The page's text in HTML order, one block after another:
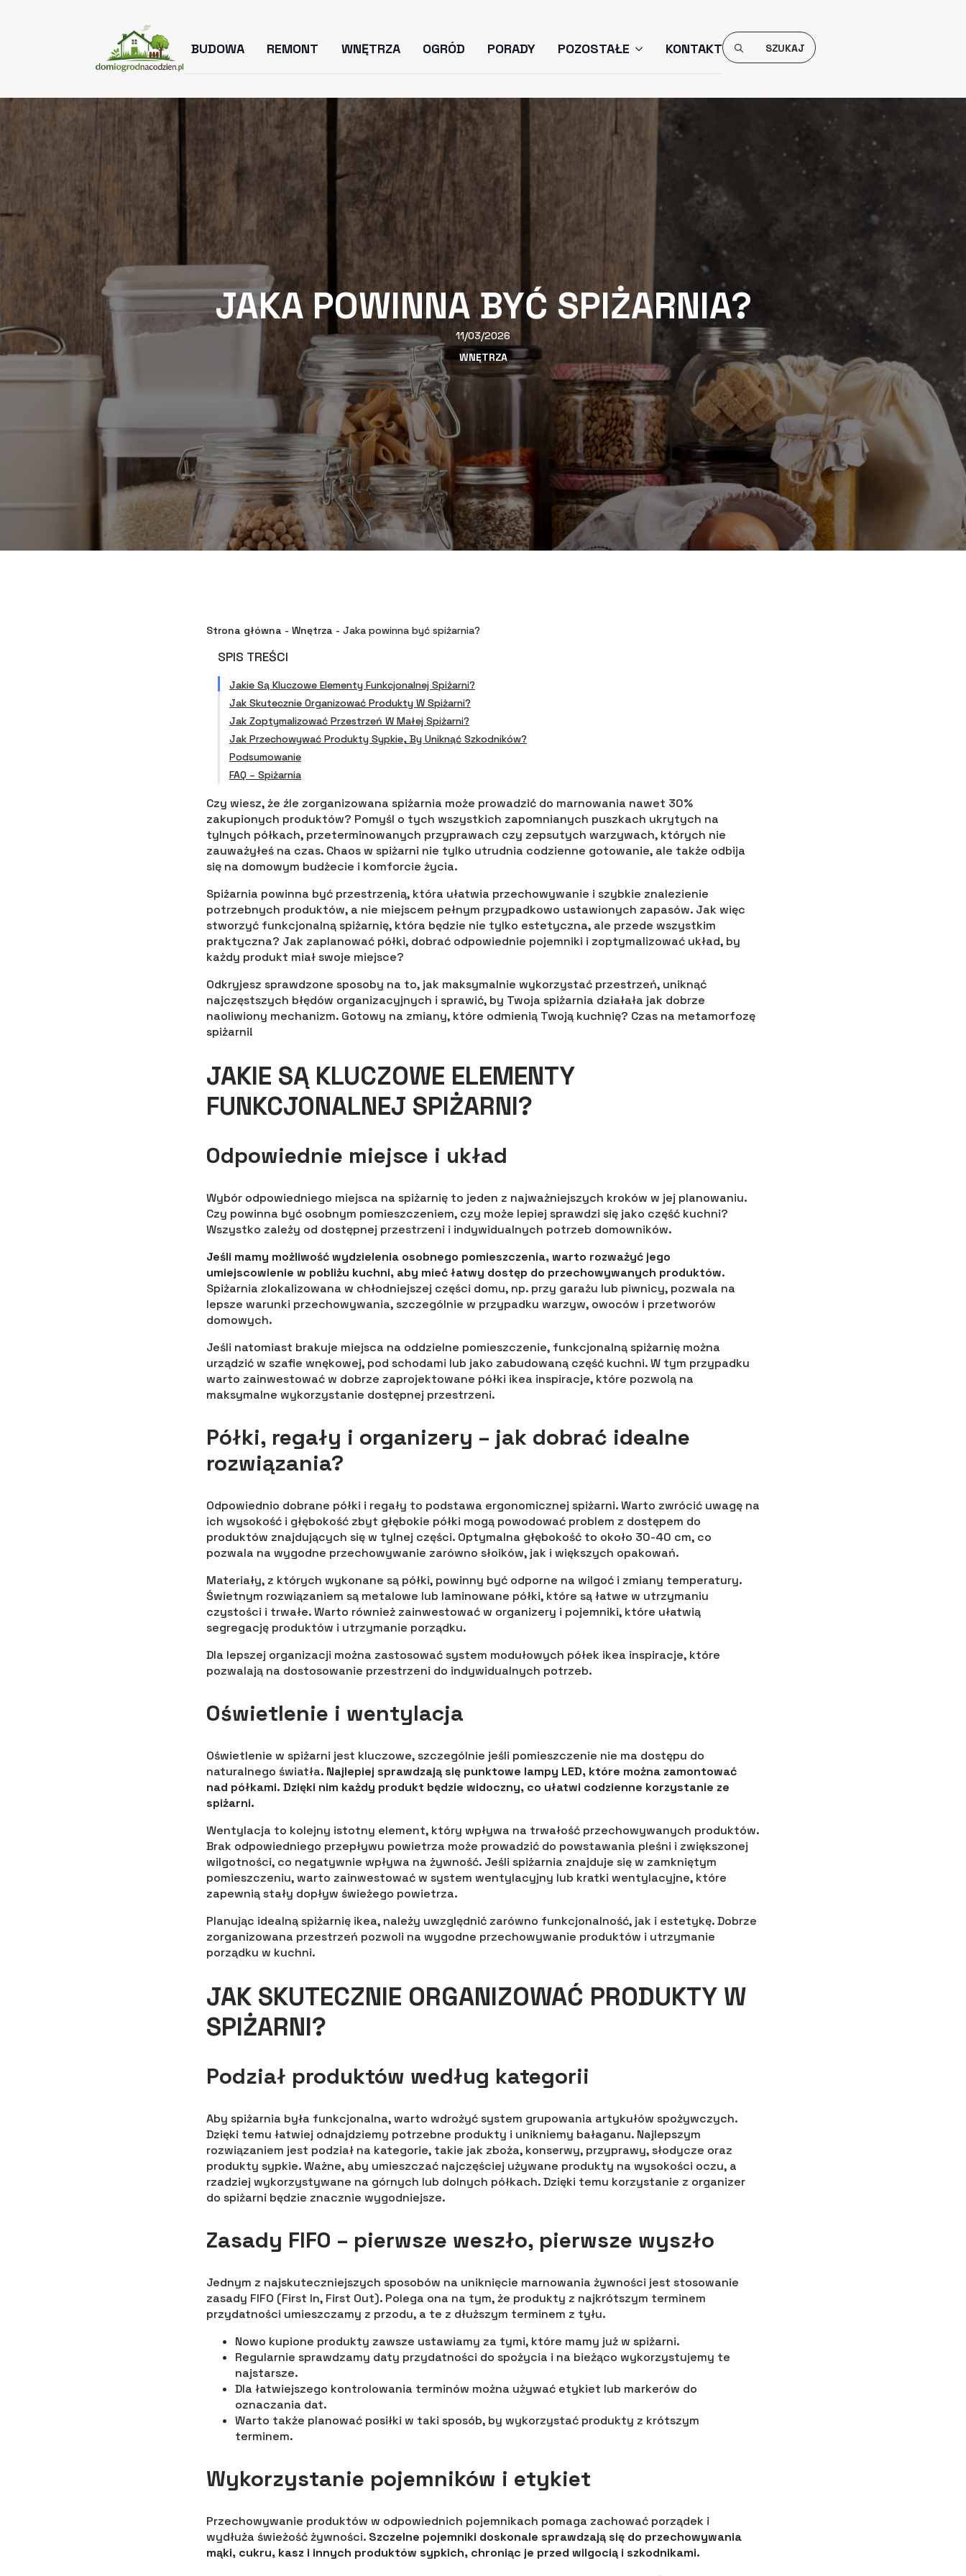
BUDOWA REMONT WNĘTRZA OGRÓD PORADY POZOSTAŁE KONTAKT
Search
For:
JAKA POWINNA BYĆ SPIŻARNIA?
11/03/2026
WNĘTRZA
Strona główna - Wnętrza - Jaka powinna być spiżarnia?
SPIS TREŚCI
Jakie Są Kluczowe Elementy Funkcjonalnej Spiżarni?
Jak Skutecznie Organizować Produkty W Spiżarni?
Jak Zoptymalizować Przestrzeń W Małej Spiżarni?
Jak Przechowywać Produkty Sypkie, By Uniknąć Szkodników?
Podsumowanie
FAQ – Spiżarnia
Czy wiesz, że źle zorganizowana spiżarnia może prowadzić do marnowania nawet 30%
zakupionych produktów? Pomyśl o tych wszystkich zapomnianych puszkach ukrytych na
tylnych półkach, przeterminowanych przyprawach czy zepsutych warzywach, których nie
zauważyłeś na czas. Chaos w spiżarni nie tylko utrudnia codzienne gotowanie, ale także odbija
się na domowym budżecie i komforcie życia.
Spiżarnia powinna być przestrzenią, która ułatwia przechowywanie i szybkie znalezienie
potrzebnych produktów, a nie miejscem pełnym przypadkowo ustawionych zapasów. Jak więc
stworzyć funkcjonalną spiżarnię, która będzie nie tylko estetyczna, ale przede wszystkim
praktyczna? Jak zaplanować półki, dobrać odpowiednie pojemniki i zoptymalizować układ, by
każdy produkt miał swoje miejsce?
Odkryjesz sprawdzone sposoby na to, jak maksymalnie wykorzystać przestrzeń, uniknąć
najczęstszych błędów organizacyjnych i sprawić, by Twoja spiżarnia działała jak dobrze
naoliwiony mechanizm. Gotowy na zmiany, które odmienią Twoją kuchnię? Czas na metamorfozę
spiżarni!
JAKIE SĄ KLUCZOWE ELEMENTY
FUNKCJONALNEJ SPIŻARNI?
Odpowiednie miejsce i układ
Wybór odpowiedniego miejsca na spiżarnię to jeden z najważniejszych kroków w jej planowaniu.
Czy powinna być osobnym pomieszczeniem, czy może lepiej sprawdzi się jako część kuchni?
Wszystko zależy od dostępnej przestrzeni i indywidualnych potrzeb domowników.
Jeśli mamy możliwość wydzielenia osobnego pomieszczenia, warto rozważyć jego
umiejscowienie w pobliżu kuchni, aby mieć łatwy dostęp do przechowywanych produktów.
Spiżarnia zlokalizowana w chłodniejszej części domu, np. przy garażu lub piwnicy, pozwala na
lepsze warunki przechowywania, szczególnie w przypadku warzyw, owoców i przetworów
domowych.
Jeśli natomiast brakuje miejsca na oddzielne pomieszczenie, funkcjonalną spiżarnię można
urządzić w szafie wnękowej, pod schodami lub jako zabudowaną część kuchni. W tym przypadku
warto zainwestować w dobrze zaprojektowane półki ikea inspiracje, które pozwolą na
maksymalne wykorzystanie dostępnej przestrzeni.
Półki, regały i organizery – jak dobrać idealne
rozwiązania?
Odpowiednio dobrane półki i regały to podstawa ergonomicznej spiżarni. Warto zwrócić uwagę na
ich wysokość i głębokość zbyt głębokie półki mogą powodować problem z dostępem do
produktów znajdujących się w tylnej części. Optymalna głębokość to około 30-40 cm, co
pozwala na wygodne przechowywanie zarówno słoików, jak i większych opakowań.
Materiały, z których wykonane są półki, powinny być odporne na wilgoć i zmiany temperatury.
Świetnym rozwiązaniem są metalowe lub laminowane półki, które są łatwe w utrzymaniu
czystości i trwałe. Warto również zainwestować w organizery i pojemniki, które ułatwią
segregację produktów i utrzymanie porządku.
Dla lepszej organizacji można zastosować system modułowych półek ikea inspiracje, które
pozwalają na dostosowanie przestrzeni do indywidualnych potrzeb.
Oświetlenie i wentylacja
Oświetlenie w spiżarni jest kluczowe, szczególnie jeśli pomieszczenie nie ma dostępu do
naturalnego światła. Najlepiej sprawdzają się punktowe lampy LED, które można zamontować
nad półkami. Dzięki nim każdy produkt będzie widoczny, co ułatwi codzienne korzystanie ze
spiżarni.
Wentylacja to kolejny istotny element, który wpływa na trwałość przechowywanych produktów.
Brak odpowiedniego przepływu powietrza może prowadzić do powstawania pleśni i zwiększonej
wilgotności, co negatywnie wpływa na żywność. Jeśli spiżarnia znajduje się w zamkniętym
pomieszczeniu, warto zainwestować w system wentylacyjny lub kratki wentylacyjne, które
zapewnią stały dopływ świeżego powietrza.
Planując idealną spiżarnię ikea, należy uwzględnić zarówno funkcjonalność, jak i estetykę. Dobrze
zorganizowana przestrzeń pozwoli na wygodne przechowywanie produktów i utrzymanie
porządku w kuchni.
JAK SKUTECZNIE ORGANIZOWAĆ PRODUKTY W
SPIŻARNI?
Podział produktów według kategorii
Aby spiżarnia była funkcjonalna, warto wdrożyć system grupowania artykułów spożywczych.
Dzięki temu łatwiej odnajdziemy potrzebne produkty i unikniemy bałaganu. Najlepszym
rozwiązaniem jest podział na kategorie, takie jak zboża, konserwy, przyprawy, słodycze oraz
produkty sypkie. Ważne, aby umieszczać najczęściej używane produkty na wysokości oczu, a
rzadziej wykorzystywane na górnych lub dolnych półkach. Dzięki temu korzystanie z organizer
do spiżarni będzie znacznie wygodniejsze.
Zasady FIFO – pierwsze weszło, pierwsze wyszło
Jednym z najskuteczniejszych sposobów na uniknięcie marnowania żywności jest stosowanie
zasady FIFO (First In, First Out). Polega ona na tym, że produkty z najkrótszym terminem
przydatności umieszczamy z przodu, a te z dłuższym terminem z tyłu.
Nowo kupione produkty zawsze ustawiamy za tymi, które mamy już w spiżarni.
Regularnie sprawdzamy daty przydatności do spożycia i na bieżąco wykorzystujemy te
najstarsze.
Dla łatwiejszego kontrolowania terminów można używać etykiet lub markerów do
oznaczania dat.
Warto także planować posiłki w taki sposób, by wykorzystać produkty z krótszym
terminem.
Wykorzystanie pojemników i etykiet
Przechowywanie produktów w odpowiednich pojemnikach pomaga zachować porządek i
wydłuża świeżość żywności. Szczelne pojemniki doskonale sprawdzają się do przechowywania
mąki, cukru, kasz i innych produktów sypkich, chroniąc je przed wilgocią i szkodnikami.